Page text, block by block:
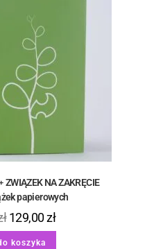
NA ZAKRĘCIE
papierowych
129,00zł
koszyka